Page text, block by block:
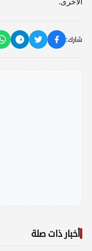
شارك:
أخبار ذات صلة